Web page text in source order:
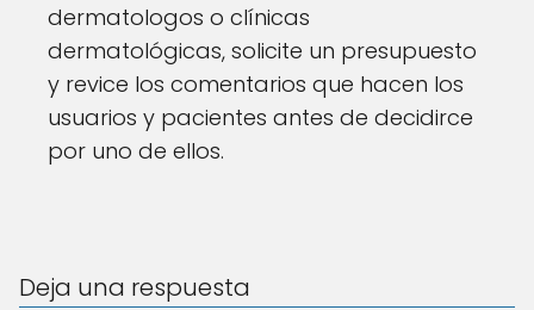
dermatologos o clínicas
dermatológicas, solicite un presupuesto
y revice los comentarios que hacen los
usuarios y pacientes antes de decidirce
por uno de ellos.
Deja una respuesta